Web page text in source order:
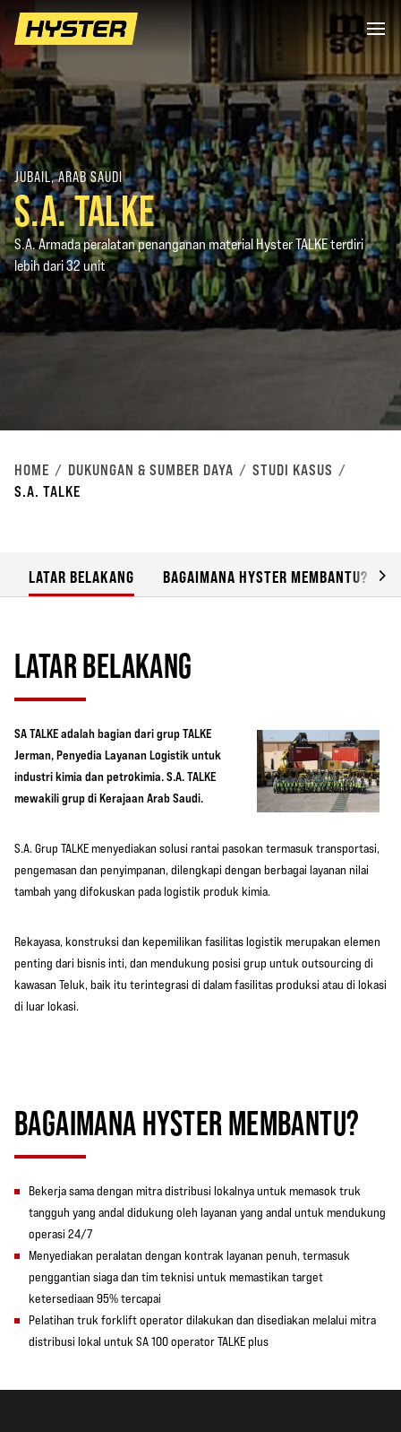
JUBAIL, ARAB SAUDI
S.A. TALKE
S.A. Armada peralatan penanganan material Hyster TALKE terdiri
lebih dari 32 unit
HOME DUKUNGAN & SUMBER DAYA
STUDI KASUS
S.A. TALKE
LATAR BELAKANG BAGAIMANA HYSTER MEMBANTU?
LATAR BELAKANG
SA TALKE adalah bagian dari grup TALKE
Jerman, Penyedia Layanan Logistik untuk
industri kimia dan petrokimia. S.A. TALKE
mewakili grup di Kerajaan Arab Saudi.
S.A. Grup TALKE menyediakan solusi rantai pasokan termasuk transportasi,
pengemasan dan penyimpanan, dilengkapi dengan berbagai layanan nilai
tambah yang difokuskan pada logistik produk kimia.
Rekayasa, konstruksi dan kepemilikan fasilitas logistik merupakan elemen
penting dari bisnis inti, dan mendukung posisi grup untuk outsourcing di
kawasan Teluk, baik itu terintegrasi di dalam fasilitas produksi atau di lokasi
di luar lokasi.
BAGAIMANA HYSTER MEMBANTU?
Bekerja sama dengan mitra distribusi lokalnya untuk memasok truk
tangguh yang andal didukung oleh layanan yang andal untuk mendukung
operasi 24/7
Menyediakan peralatan dengan kontrak layanan penuh, termasuk
penggantian siaga dan tim teknisi untuk memastikan target
ketersediaan 95% tercapai
Pelatihan truk forklift operator dilakukan dan disediakan melalui mitra
distribusi lokal untuk SA 100 operator TALKE plus